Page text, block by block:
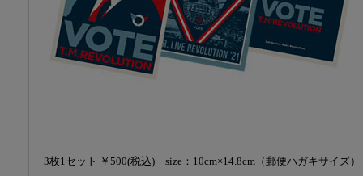
3枚1セット ￥500(税込) size：10cm×14.8cm（郵便ハガキサイズ）